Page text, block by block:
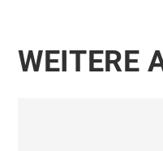
WEITERE